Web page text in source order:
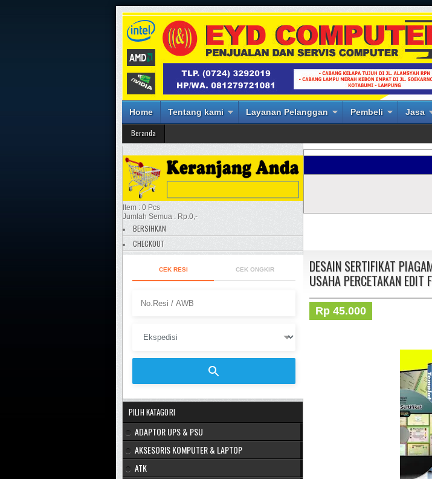
Home Tentang kami Layanan Pelanggan Pembeli Jasa
Beranda
DESAIN SERTIFIKAT
USAHA PERCETAKAN EDIT
Rp 45.000
Item : 0 Pcs
Jumlah Semua : Rp.0,-
BERSIHKAN
CHECKOUT
CEK RESI CEK ONGKIR
PILIH KATAGORI
ADAPTOR UPS & PSU
AKSESORIS KOMPUTER & LAPTOP
ATK